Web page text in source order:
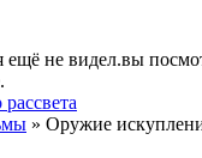
ещё не видел.вы
» Оружие